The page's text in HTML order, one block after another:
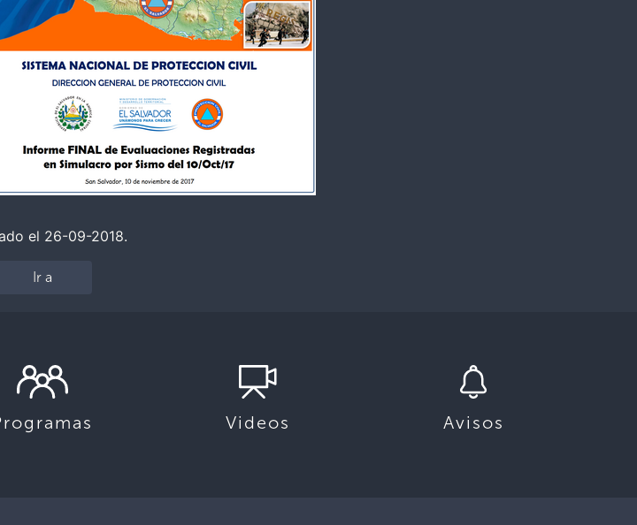
el 26-09-2018.
Ir a
Videos Avisos